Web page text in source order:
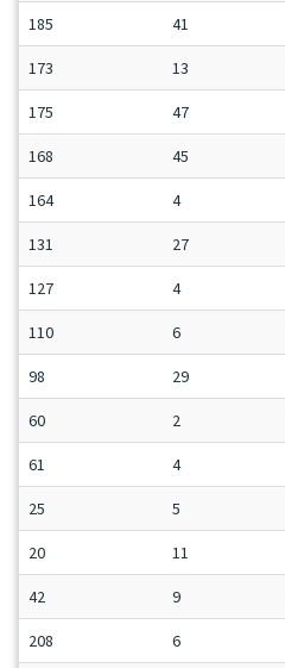
185 41
173 13
175 47
168 45
164 4
131 27
127 4
110 6
98 29
60 2
61 4
25 5
20 11
42 9
208 6